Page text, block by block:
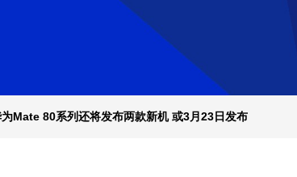
Mate 80系列还将发布两款新机 或3月23日发布